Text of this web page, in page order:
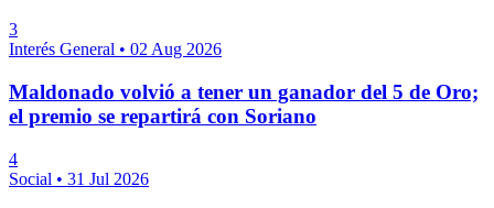
3
Interés General • 02 Aug 2026
Maldonado volvió a tener un ganador del 5 de Oro;
el premio se repartirá con Soriano
4
Social • 31 Jul 2026